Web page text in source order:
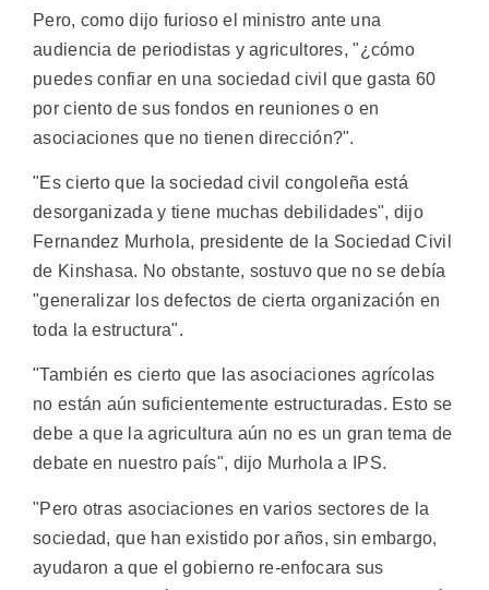
Pero, como dijo furioso el ministro ante una
audiencia de periodistas y agricultores, "¿cómo
puedes confiar en una sociedad civil que gasta 60
por ciento de sus fondos en reuniones o en
asociaciones que no tienen dirección?".
"Es cierto que la sociedad civil congoleña está
desorganizada y tiene muchas debilidades", dijo
Fernandez Murhola, presidente de la Sociedad Civil
de Kinshasa. No obstante, sostuvo que no se debía
"generalizar los defectos de cierta organización en
toda la estructura".
"También es cierto que las asociaciones agrícolas
no están aún suficientemente estructuradas. Esto se
debe a que la agricultura aún no es un gran tema de
debate en nuestro país", dijo Murhola a IPS.
"Pero otras asociaciones en varios sectores de la
sociedad, que han existido por años, sin embargo,
ayudaron a que el gobierno re-enfocara sus